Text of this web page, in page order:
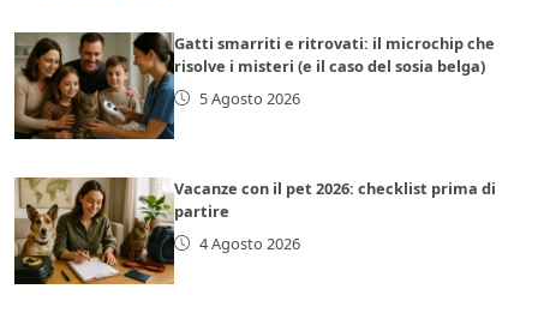
Gatti smarriti e ritrovati: il microchip che
risolve i misteri (e il caso del sosia belga)
5 Agosto 2026
Vacanze con il pet 2026: checklist prima di
partire
4 Agosto 2026